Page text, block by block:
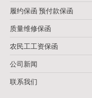
履约保函 预付款保函
质量维修保函
农民工工资保函
公司新闻
联系我们